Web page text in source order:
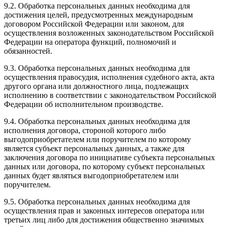
9.2. Обработка персональных данных необходима для
достижения целей, предусмотренных международным
договором Российской Федерации или законом, для
осуществления возложенных законодательством Российской
Федерации на оператора функций, полномочий и
обязанностей.
9.3. Обработка персональных данных необходима для
осуществления правосудия, исполнения судебного акта, акта
другого органа или должностного лица, подлежащих
исполнению в соответствии с законодательством Российской
Федерации об исполнительном производстве.
9.4. Обработка персональных данных необходима для
исполнения договора, стороной которого либо
выгодоприобретателем или поручителем по которому
является субъект персональных данных, а также для
заключения договора по инициативе субъекта персональных
данных или договора, по которому субъект персональных
данных будет являться выгодоприобретателем или
поручителем.
9.5. Обработка персональных данных необходима для
осуществления прав и законных интересов оператора или
третьих лиц либо для достижения общественно значимых